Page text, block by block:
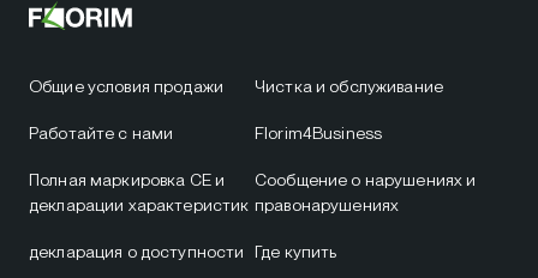
Общие условия продажи
Работайте с нами
Полная маркировка CE и
декларации характеристик
декларация о доступности
Чистка и обслуживание
Florim4Business
Сообщение о нарушениях и
правонарушениях
Где купить